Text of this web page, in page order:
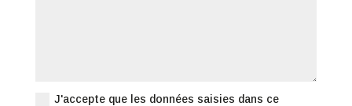
J'accepte que les données saisies dans ce